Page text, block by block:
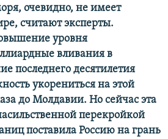
очевидно, не имеет
считают эксперты.
уровня
вливания в
последнего десятилетия
укорениться на этой
до Молдавии. Но сейчас эта
перекройкой
поставила Россию на грань